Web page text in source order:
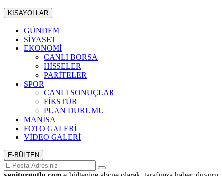
KISAYOLLAR
GÜNDEM
SİYASET
EKONOMİ
CANLI BORSA
HİSSELER
PARİTELER
SPOR
CANLI SONUÇLAR
FİKSTÜR
PUAN DURUMU
MANİSA
FOTO GALERİ
VİDEO GALERİ
E-BÜLTEN